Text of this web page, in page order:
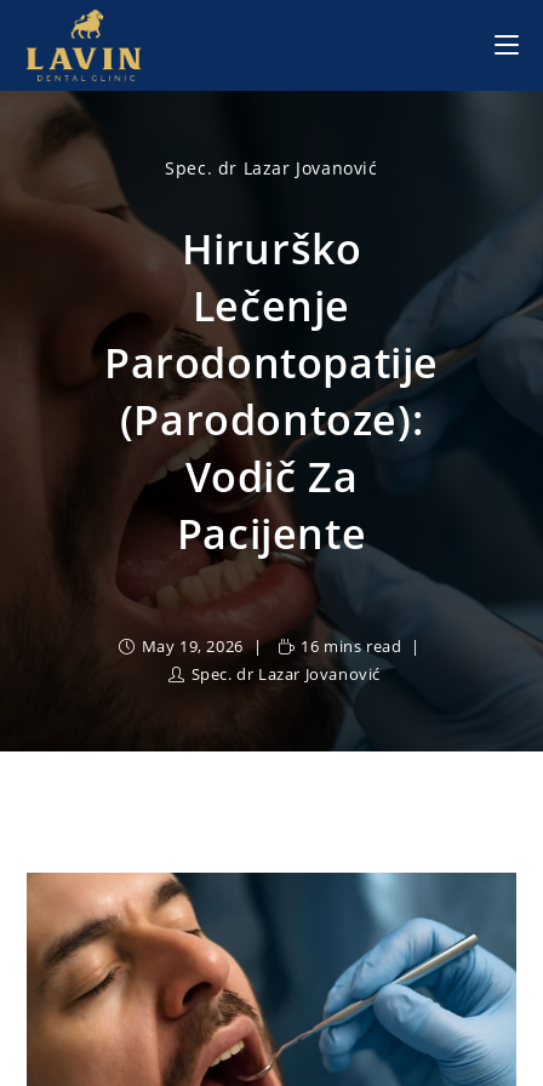
content
Spec. dr Lazar Jovanović
Hirurško
Lečenje
Parodontopatije
(parodontoze):
Vodič Za
Pacijente
May 19, 2026
16 mins read
Spec. dr Lazar Jovanović